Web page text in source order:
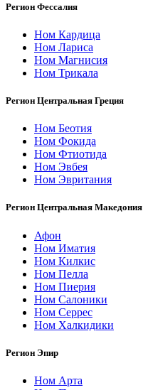
Регион Фессалия
Ном Кардица
Ном Лариса
Ном Магнисия
Ном Трикала
Регион Центральная Греция
Ном Беотия
Ном Фокида
Ном Фтиотида
Ном Эвбея
Ном Эвритания
Регион Центральная Македония
Афон
Ном Иматия
Ном Килкис
Ном Пелла
Ном Пиерия
Ном Салоники
Ном Серрес
Ном Халкидики
Регион Эпир
Ном Арта